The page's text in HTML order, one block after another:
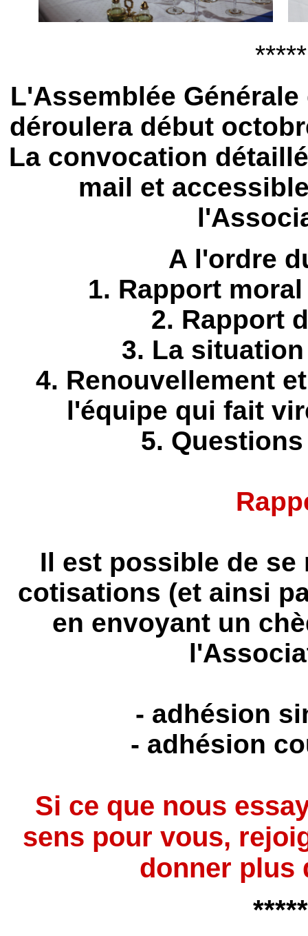
*****
L'Assemblée
déroulera début
La convocation
mail et
A l'ordre
1. Rapport
2. Rapport
3. La
4. Renouvellement
l'équipe qui fait
5.
Il est possible de se
cotisations (et ainsi
en envoyant un
- adhésion
- adhésion
Si ce que nous
sens pour vous,
donner plus
*****